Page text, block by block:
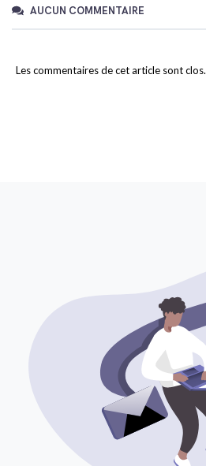
AUCUN COMMENTAIRE
Les commentaires de cet article sont clos.